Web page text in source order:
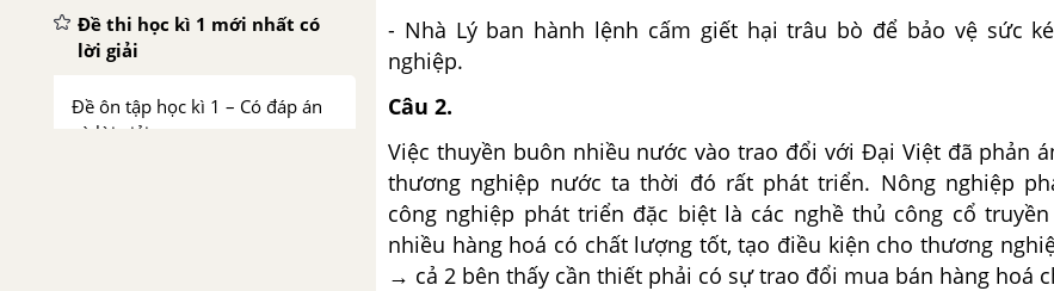
Đề thi học kì 1 mới nhất có
lời giải
Đề ôn tập học kì 1 – Có đáp án
và lời giải
- Nhà Lý ban hành lệnh cấm giết hại trâu bò để bảo vệ sức
nghiệp.
Câu 2.
Việc thuyền buôn nhiều nước vào trao đổi với Đại Việt đã phản
thương nghiệp nước ta thời đó rất phát triển. Nông nghiệp
công nghiệp phát triển đặc biệt là các nghề thủ công cổ
nhiều hàng hoá có chất lượng tốt, tạo điều kiện cho thương
→ cả 2 bên thấy cần thiết phải có sự trao đổi mua bán hàng hoá